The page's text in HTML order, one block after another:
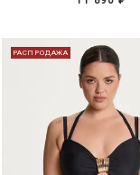
РАСПРОДАЖА